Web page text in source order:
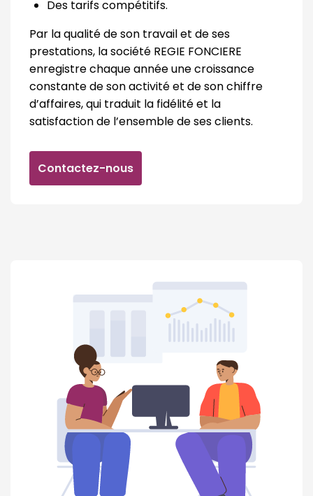
Des tarifs compétitifs.
Par la qualité de son travail et de ses
prestations, la société REGIE FONCIERE
enregistre chaque année une croissance
constante de son activité et de son chiffre
d’affaires, qui traduit la fidélité et la
satisfaction de l’ensemble de ses clients.
Contactez-nous